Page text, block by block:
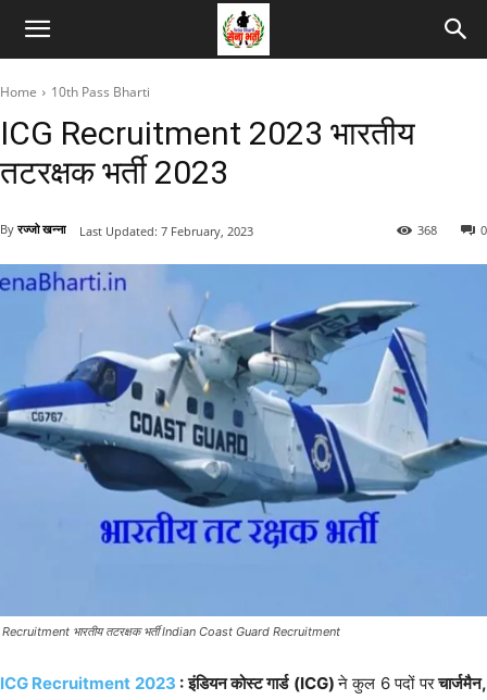
Home 10th Pass Bharti
ICG Recruitment 2023 भारतीय
तटरक्षक भर्ती 2023
By रज्जो खन्ना 0
368
Last Updated: 7 February, 2023
भारतीय तटरक्षक भर्ती Indian Coast Guard Recruitment
ICG Recruitment 2023 : इंडियन कोस्ट गार्ड (ICG)ने कुल 6 पदों परचार्जमैन,